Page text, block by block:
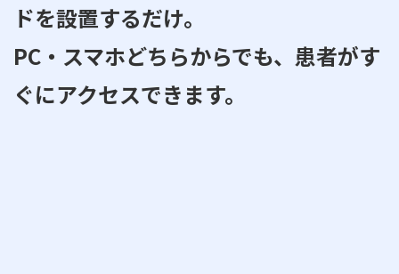
ドを設置するだけ。
PC・スマホどちらからでも、患者がす
ぐにアクセスできます。